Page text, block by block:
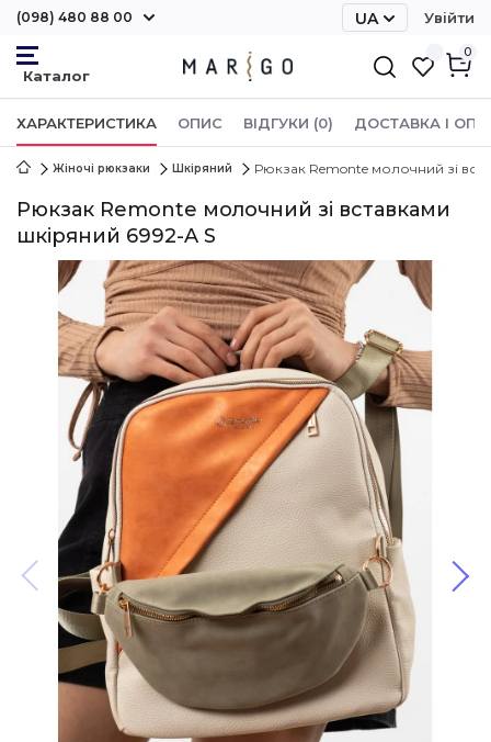
(098) 480 88 00
UA
Увійти
0
ХАРАКТЕРИСТИКА ОПИС ВІДГУКИ (0) ДОСТАВКА І
Жіночі рюкзаки Шкіряний Рюкзак Remonte молочний зі
Рюкзак Remonte молочний зі вставками
шкіряний 6992-A S